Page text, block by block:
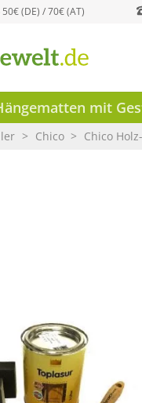
(DE) / 70€ (AT)
mit
> Chico > Chico